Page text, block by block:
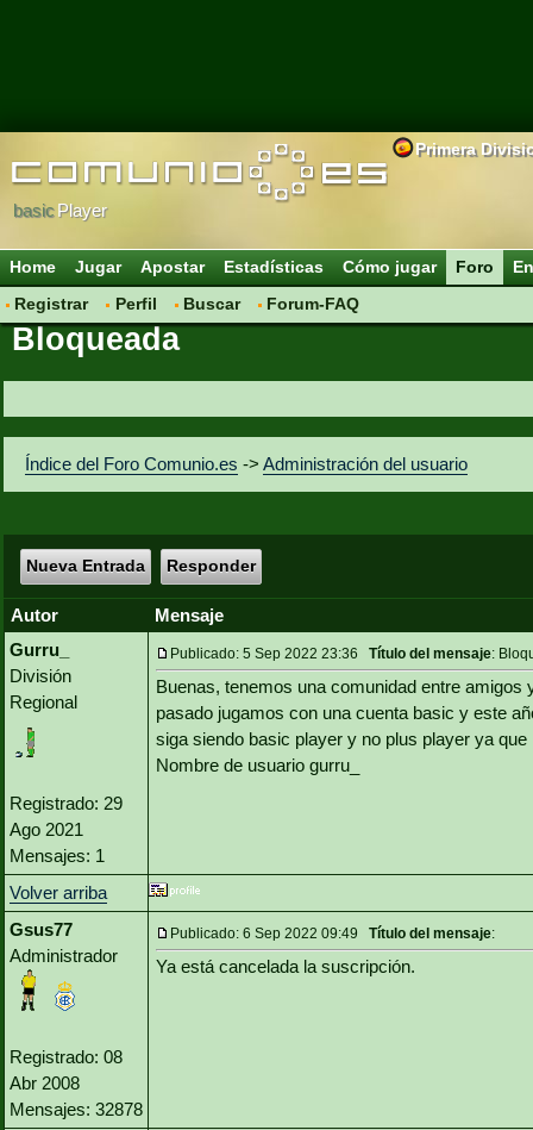
Primera
basicPlayer
Home Jugar Apostar Estadísticas Cómo jugar
Foro
Registrar
Perfil Buscar Forum-FAQ
Bloqueada
Índice del Foro Comunio.es ->Administración del usuario
Nueva Entrada Responder
Autor
Mensaje
Gurru_
División
Regional
Registrado: 29
Ago 2021
Mensajes: 1
Publicado: 5 Sep 2022 23:36 Título del mensaje:
Buenas, tenemos una comunidad entre
pasado jugamos con una cuenta basic y este
siga siendo basic player y no plus player ya
Nombre de usuario gurru_
Volver arriba
Gsus77
Administrador
Registrado: 08
Abr 2008
Mensajes: 32878
Publicado: 6 Sep 2022 09:49 Título del mensaje:
Ya está cancelada la suscripción.